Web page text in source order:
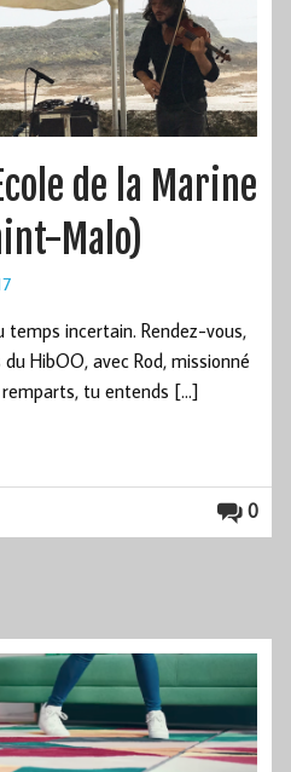
de la Marine
Malo)
incertain. Rendez-vous,
HibOO, avec Rod, missionné
tu entends […]
0